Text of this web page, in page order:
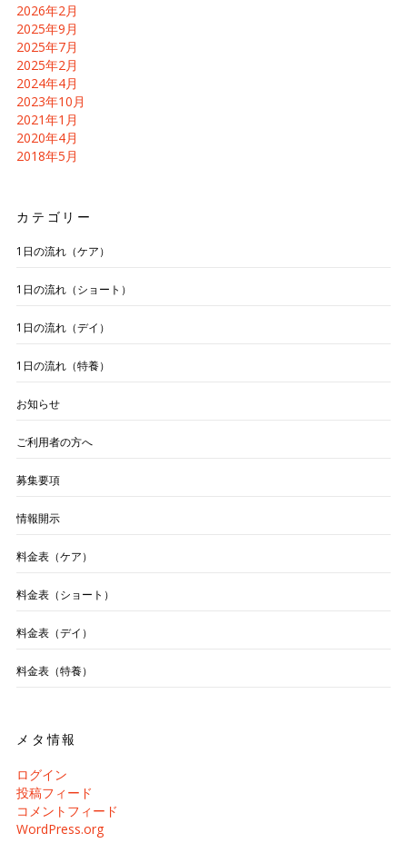
2026年2月
2025年9月
2025年7月
2025年2月
2024年4月
2023年10月
2021年1月
2020年4月
2018年5月
カテゴリー
1日の流れ（ケア）
1日の流れ（ショート）
1日の流れ（デイ）
1日の流れ（特養）
お知らせ
ご利用者の方へ
募集要項
情報開示
料金表（ケア）
料金表（ショート）
料金表（デイ）
料金表（特養）
メタ情報
ログイン
投稿フィード
コメントフィード
WordPress.org